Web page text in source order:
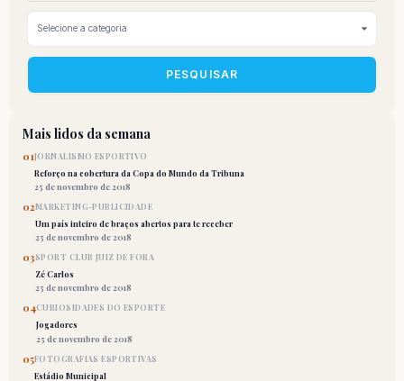
PESQUISAR
Mais lidos da semana
01JORNALISMO ESPORTIVO
Reforço na cobertura da Copa do Mundo da Tribuna
25 de novembro de 2018
02MARKETING-PUBLICIDADE
Um país inteiro de braços abertos para te receber
25 de novembro de 2018
03SPORT CLUB JUIZ DE FORA
Zé Carlos
25 de novembro de 2018
04CURIOSIDADES DO ESPORTE
Jogadores
25 de novembro de 2018
05FOTOGRAFIAS ESPORTIVAS
Estádio Municipal